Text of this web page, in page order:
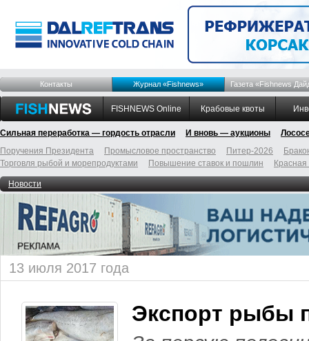
Контакты Журнал «Fishnews» Газета «Fishnews
FISHNEWS Online Крабовые квоты
Сильная переработка — гордость отрасли И вновь — аукционы
Поручения Президента
Промысловое пространство Питер-2026
Торговля рыбой и морепродуктами
Повышение ставок и пошлин
Новости
13 июля 2017 года
Экспорт рыбы